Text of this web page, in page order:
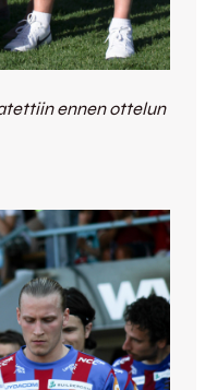
ennen ottelun